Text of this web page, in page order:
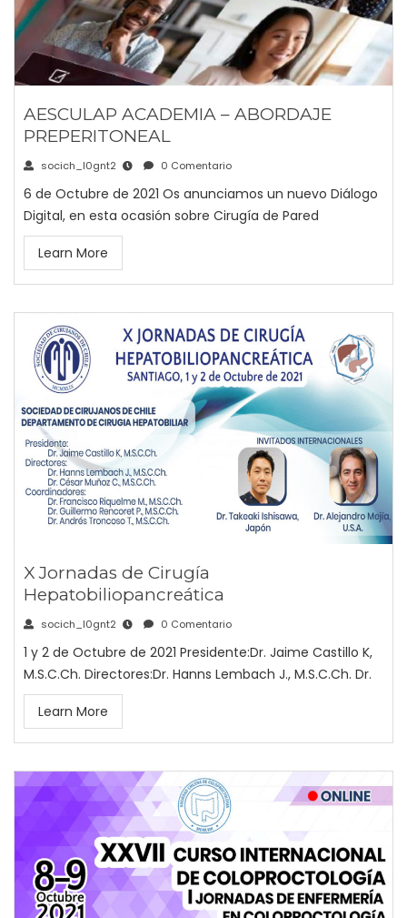
AESCULAP ACADEMIA – ABORDAJE
PREPERITONEAL
socich_l0gnt2 0 Comentario
6 de Octubre de 2021 Os anunciamos un nuevo Diálogo
Digital, en esta ocasión sobre Cirugía de Pared
Learn More
X Jornadas de Cirugía
Hepatobiliopancreática
socich_l0gnt2 0 Comentario
1 y 2 de Octubre de 2021 Presidente:Dr. Jaime Castillo K,
M.S.C.Ch. Directores:Dr. Hanns Lembach J., M.S.C.Ch. Dr.
Learn More